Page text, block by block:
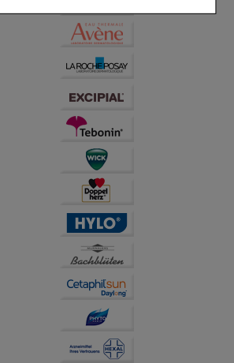
noch ansprechender zu gestalten,
die Wiedererkennung des
Seite an bevorzugte
(z.B. Spracheinstellung)
Cookies ermöglichen es uns
Partnerprogramm zu
Hierüber lassen sich
die Art und Weise der Nutzung
sammeln, mit deren Hilfe wir unsere
Sie optimieren können, den Inhalt
aber auch die Werbung auf
relevant für Sie zu gestalten.
dass Daten hierfür teilweise an